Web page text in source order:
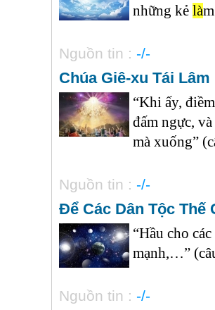
những kẻ là
Nguồn tin : -/-
Chúa Giê-xu Tái
“Khi ấy,
đấm ngực,
mà xuống”
Nguồn tin : -/-
Để Các Dân Tộc Thế
“Hầu cho
mạnh,…”
Nguồn tin : -/-